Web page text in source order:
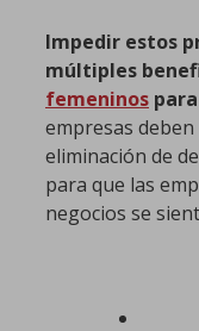
Impedir estos
múltiples
femeninos
empresas
eliminación de
para que las
negocios se